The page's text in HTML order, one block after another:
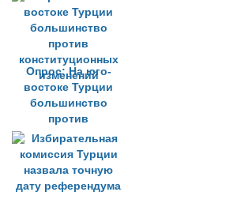
Опрос: На юго-
востоке Турции
большинство
против
конституционных
изменений